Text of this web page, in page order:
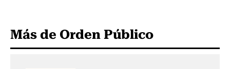
Más de Orden Público